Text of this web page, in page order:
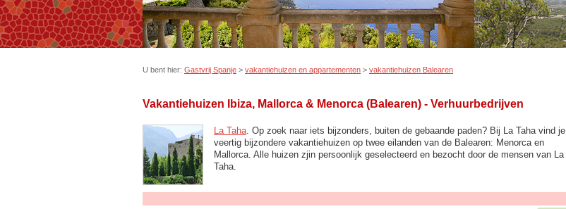
U bent hier: Gastvrij Spanje > vakantiehuizen en appartementen > vakantiehuizen Balearen
Vakantiehuizen Ibiza, Mallorca & Menorca (Balearen) - Verhuurbedrijven
La Taha. Op zoek naar iets bijzonders, buiten de gebaande paden? Bij La Taha vind je
veertig bijzondere vakantiehuizen op twee eilanden van de Balearen: Menorca en
Mallorca. Alle huizen zjin persoonlijk geselecteerd en bezocht door de mensen van La
Taha.